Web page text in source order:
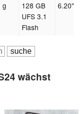
g
128 GB
UFS 3.1
Flash
6.20"
wächst